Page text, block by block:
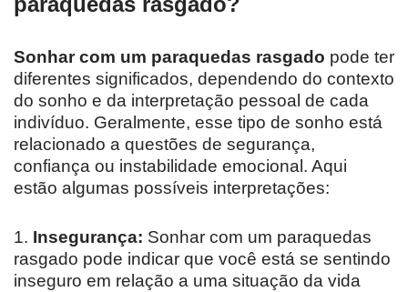
Sonhar com um paraquedas rasgado pode ter
diferentes significados, dependendo do contexto
do sonho e da interpretação pessoal de cada
indivíduo. Geralmente, esse tipo de sonho está
relacionado a questões de segurança,
confiança ou instabilidade emocional. Aqui
estão algumas possíveis interpretações:
1. Insegurança: Sonhar com um paraquedas
rasgado pode indicar que você está se sentindo
inseguro em relação a uma situação da vida